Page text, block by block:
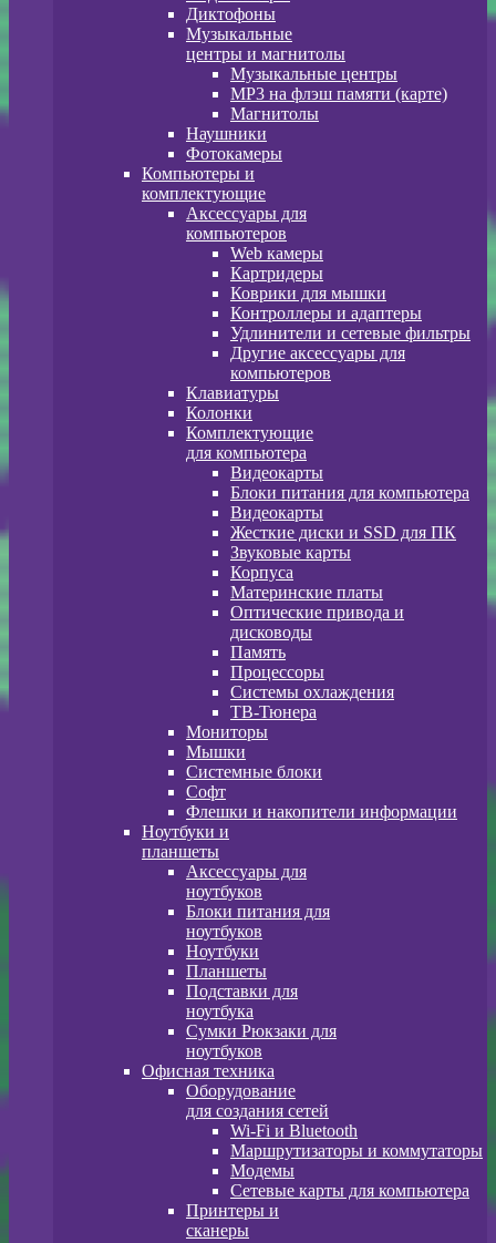
Диктофоны
Музыкальные
центры и магнитолы
Музыкальные центры
MP3 на флэш памяти (карте)
Магнитолы
Наушники
Фотокамеры
Компьютеры и
комплектующие
Аксессуары для
компьютеров
Web камеры
Картридеры
Коврики для мышки
Контроллеры и адаптеры
Удлинители и сетевые фильтры
Другие аксессуары для
компьютеров
Клавиатуры
Колонки
Комплектующие
для компьютера
Видеокарты
Блоки питания для компьютера
Видеокарты
Жесткие диски и SSD для ПК
Звуковые карты
Корпуса
Материнские платы
Оптические привода и
дисководы
Память
Процессоры
Системы охлаждения
ТВ-Тюнера
Мониторы
Мышки
Системные блоки
Софт
Флешки и накопители информации
Ноутбуки и
планшеты
Аксессуары для
ноутбуков
Блоки питания для
ноутбуков
Ноутбуки
Планшеты
Подставки для
ноутбука
Сумки Рюкзаки для
ноутбуков
Офисная техника
Оборудование
для создания сетей
Wi-Fi и Bluetooth
Маршрутизаторы и коммутаторы
Модемы
Сетевые карты для компьютера
Принтеры и
сканеры